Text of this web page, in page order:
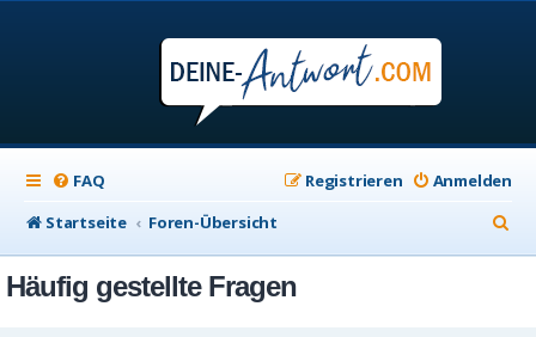
FAQ Anmelden
Registrieren
Startseite
Foren-Übersicht
u
Häufig gestellte Fragen